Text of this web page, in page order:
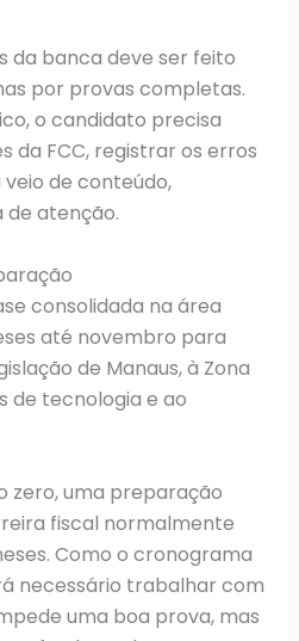
da banca deve ser feito
por provas completas.
o candidato precisa
da FCC, registrar os erros
de conteúdo,
atenção.
consolidada na área
até novembro para
de Manaus, à Zona
de tecnologia e ao
zero, uma preparação
fiscal normalmente
Como o cronograma
necessário trabalhar com
uma boa prova, mas